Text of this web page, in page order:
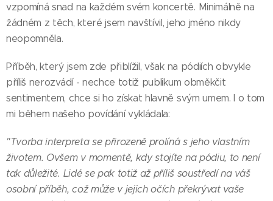
vzpomíná snad na každém svém koncertě. Minimálně na
žádném z těch, které jsem navštívil, jeho jméno nikdy
neopomněla.
Příběh, který jsem zde přiblížil, však na pódiích obvykle
příliš nerozvádí - nechce totiž publikum obměkčit
sentimentem, chce si ho získat hlavně svým umem. I o tom
mi během našeho povídání vykládala:
"Tvorba interpreta se přirozeně prolíná s jeho vlastním
životem. Ovšem v momentě, kdy stojíte na pódiu, to není
tak důležité. Lidé se pak totiž až příliš soustředí na váš
osobní příběh, což může v jejich očích překrývat vaše